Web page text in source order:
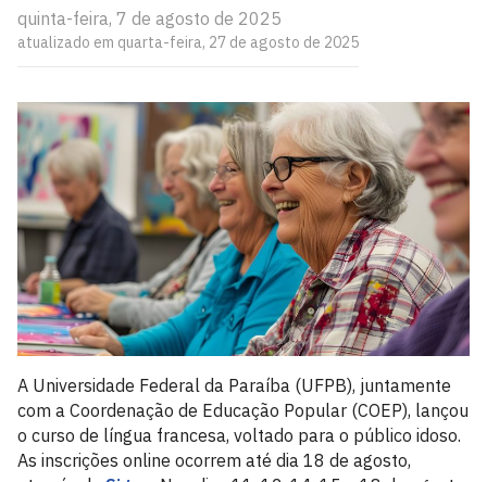
quinta-feira, 7 de agosto de 2025
atualizado em quarta-feira, 27 de agosto de 2025
A Universidade Federal da Paraíba (UFPB), juntamente
com a Coordenação de Educação Popular (COEP), lançou
o curso de língua francesa, voltado para o público idoso.
As inscrições online ocorrem até dia 18 de agosto,